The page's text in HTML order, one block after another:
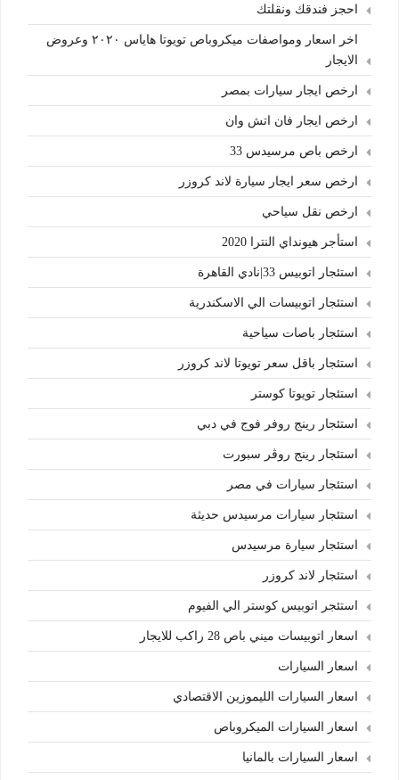
احجز فندقك ونقلتك
اخر اسعار ومواصفات ميكروباص تويوتا هاياس ٢٠٢٠ وعروض
الايجار
ارخص ايجار سيارات بمصر
ارخص ايجار فان اتش وان
ارخص باص مرسيدس 33
ارخص سعر ايجار سيارة لاند كروزر
ارخص نقل سياحي
استأجر هيونداي النترا 2020
استئجار اتوبيس 33|نادي القاهرة
استئجار اتوبيسات الي الاسكندرية
استئجار باصات سياحية
استئجار باقل سعر تويوتا لاند كروزر
استئجار تويوتا كوستر
استئجار رينج روفر فوج في دبي
استئجار رينج روڤر سبورت
استئجار سيارات في مصر
استئجار سيارات مرسيدس حديثة
استئجار سيارة مرسيدس
استئجار لاند كروزر
استئجر اتوبيس كوستر الي الفيوم
اسعار اتوبيسات ميني باص 28 راكب للايجار
اسعار السيارات
اسعار السيارات الليموزين الاقتصادي
اسعار السيارات الميكروباص
اسعار السيارات بالمانيا